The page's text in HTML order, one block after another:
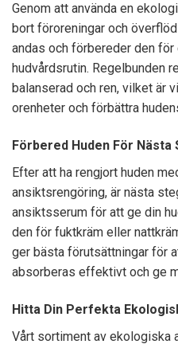
Genom att använda en
bort föroreningar och
andas och förbereder den
hudvårdsrutin. Regelbunden
balanserad och ren, vilket är
orenheter och förbättra
Förbered Huden För
Efter att ha rengjort huden
ansiktsrengöring, är nästa
ansiktsserum för att ge din
den för fuktkräm eller
ger bästa förutsättningar för
absorberas effektivt och ge
Hitta Din Perfekta
Vårt sortiment av ekologiska